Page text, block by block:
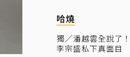
哈燒
獨／潘越雲全說了
李宗盛私下真面目